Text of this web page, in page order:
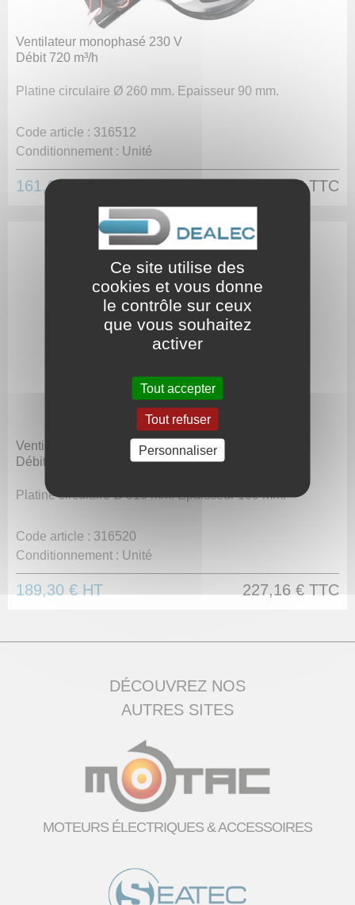
Ventilateur monophasé 230 V
Débit 720 m³/h
Platine circulaire Ø 260 mm. Epaisseur 90 mm.
Code article : 316512
Conditionnement : Unité
161,10 € 193,32 €TTC
Ventilateur monophasé 230 V
Débit 1320 m³/h
Platine circulaire Ø 310 mm. Epaisseur 100 mm.
Code article : 316520
Conditionnement : Unité
189,30 € HT 227,16 € TTC
DÉCOUVREZ NOS
AUTRES SITES
MOTEURS ÉLECTRIQUES & ACCESSOIRES
Ce site utilise des
cookies et vous donne
le contrôle sur ceux
que vous souhaitez
activer
Tout accepter
Tout refuser
Personnaliser